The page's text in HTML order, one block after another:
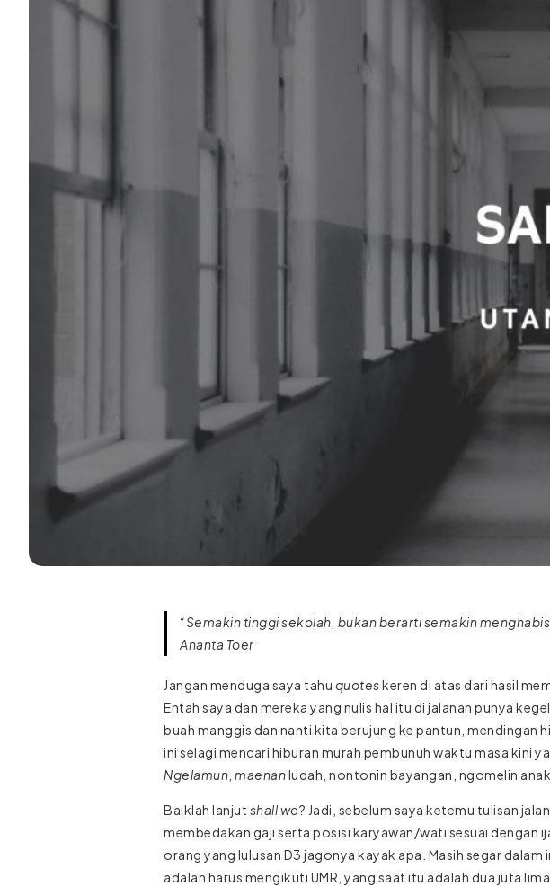
“Semakin tinggi sekolah, bukan berarti semakin
Ananta Toer
Jangan menduga saya tahu quoteskeren di atas dari hasil
Entah saya dan mereka yang nulis hal itu di jalanan punya
buah manggis dan nanti kita berujung ke pantun, mendingan
ini selagi mencari hiburan murah pembunuh waktu masa kini
Ngelamun maenanludah, nontonin bayangan, ngomelin
Baiklah lanjut shall we? Jadi, sebelum saya ketemu tulisan
membedakan gaji serta posisi karyawan/wati sesuai dengan
orang yang lulusan D3 jagonya kayak apa. Masih segar
adalah harus mengikuti UMR, yang saat itu adalah dua juta